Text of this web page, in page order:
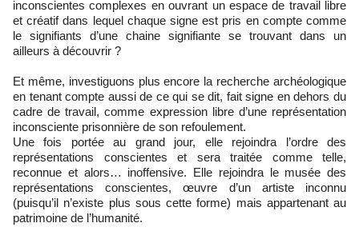
inconscientes complexes en ouvrant un espace de travail libre
et créatif dans lequel chaque signe est pris en compte comme
le signifiants d’une chaine signifiante se trouvant dans un
ailleurs à découvrir ?
Et même, investiguons plus encore la recherche archéologique
en tenant compte aussi de ce qui se dit, fait signe en dehors du
cadre de travail, comme expression libre d’une représentation
inconsciente prisonnière de son refoulement.
Une fois portée au grand jour, elle rejoindra l’ordre des
représentations conscientes et sera traitée comme telle,
reconnue et alors… inoffensive. Elle rejoindra le musée des
représentations conscientes, œuvre d’un artiste inconnu
(puisqu’il n’existe plus sous cette forme) mais appartenant au
patrimoine de l’humanité.